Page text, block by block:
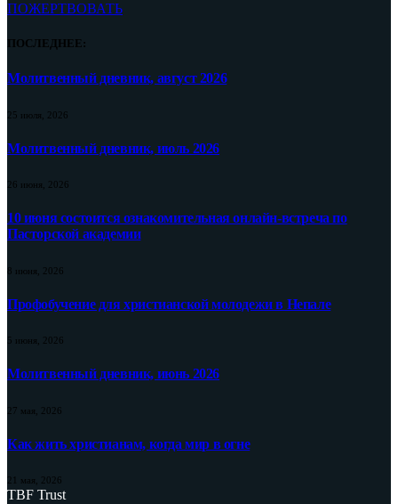
ПОЖЕРТВОВАТЬ
ПОСЛЕДНЕЕ:
Молитвенный дневник, август 2026
25 июля, 2026
Молитвенный дневник, июль 2026
26 июня, 2026
10 июня состоится ознакомительная онлайн-встреча по
Пасторской академии
8 июня, 2026
Профобучение для христианской молодежи в Непале
5 июня, 2026
Молитвенный дневник, июнь 2026
27 мая, 2026
Как жить христианам, когда мир в огне
21 мая, 2026
TBF Trust